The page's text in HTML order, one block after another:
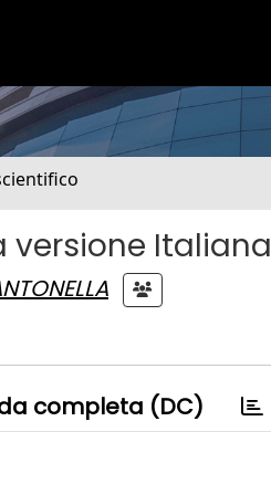
versione Italiana
completa (DC)